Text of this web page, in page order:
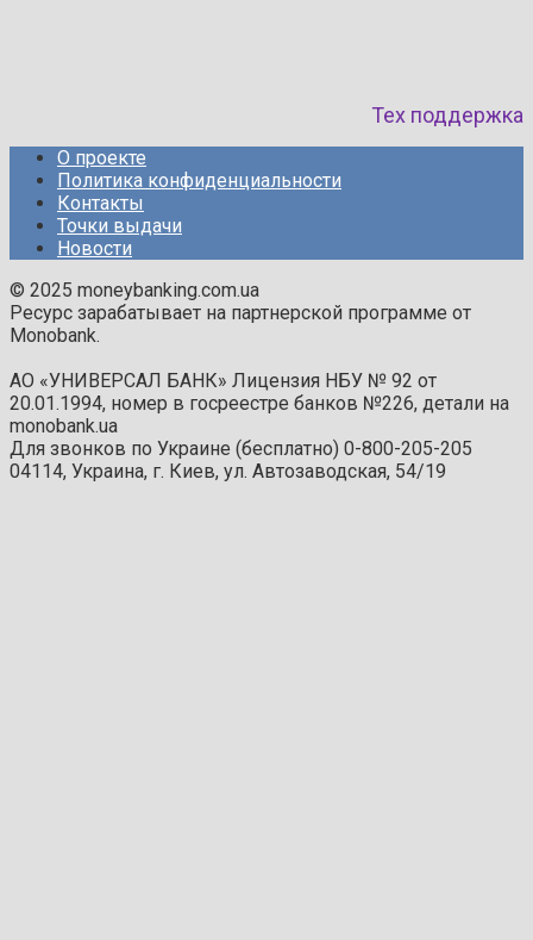
Тех поддержка
О проекте
Политика конфиденциальности
Контакты
Точки выдачи
Новости
© 2025 moneybanking.com.ua
Ресурс зарабатывает на партнерской программе от
Monobank.
АО «УНИВЕРСАЛ БАНК» Лицензия НБУ № 92 от
20.01.1994, номер в госреестре банков №226, детали на
monobank.ua
Для звонков по Украине (бесплатно) 0-800-205-205
04114, Украина, г. Киев, ул. Автозаводская, 54/19